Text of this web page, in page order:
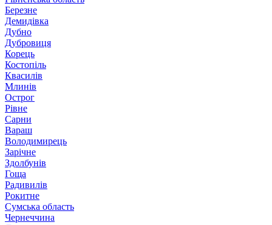
Березне
Демидівка
Дубно
Дубровиця
Корець
Костопіль
Квасилів
Млинів
Острог
Рівне
Сарни
Вараш
Володимирець
Зарічне
Здолбунів
Гоща
Радивилів
Рокитне
Сумська область
Чернеччина